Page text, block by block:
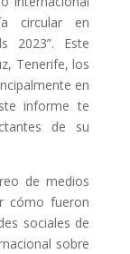
circular en
2023”. Este
Tenerife, los
en
informe te
de su
de medios
cómo fueron
sociales de
sobre